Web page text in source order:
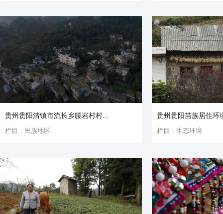
贵州贵阳清镇市流长乡腰岩村村...
栏目：民族地区
贵州贵阳苗族居住环
栏目：生态环境